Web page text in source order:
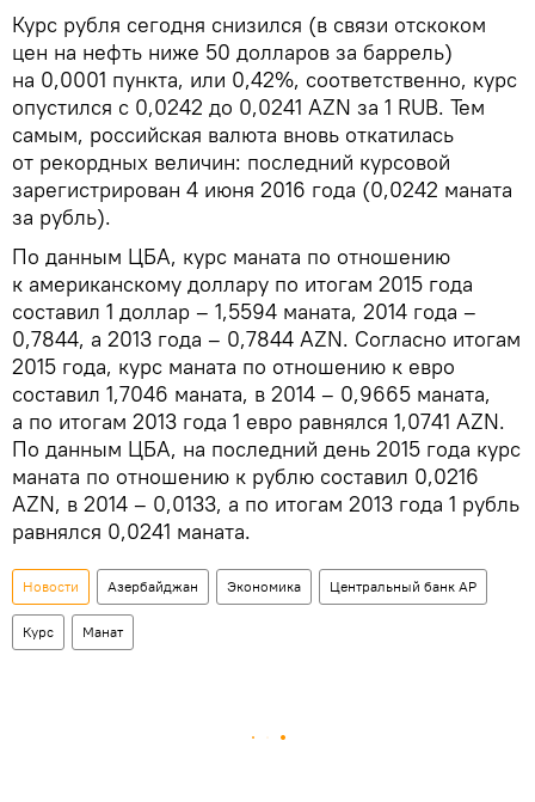
Курс рубля сегодня снизился (в связи отскоком
цен на нефть ниже 50 долларов за баррель)
на 0,0001 пункта, или 0,42%, соответственно, курс
опустился с 0,0242 до 0,0241 AZN за 1 RUB. Тем
самым, российская валюта вновь откатилась
от рекордных величин: последний курсовой
зарегистрирован 4 июня 2016 года (0,0242 маната
за рубль).
По данным ЦБА, курс маната по отношению
к американскому доллару по итогам 2015 года
составил 1 доллар – 1,5594 маната, 2014 года –
0,7844, а 2013 года – 0,7844 AZN. Согласно итогам
2015 года, курс маната по отношению к евро
составил 1,7046 маната, в 2014 – 0,9665 маната,
а по итогам 2013 года 1 евро равнялся 1,0741 AZN.
По данным ЦБА, на последний день 2015 года курс
маната по отношению к рублю составил 0,0216
AZN, в 2014 – 0,0133, а по итогам 2013 года 1 рубль
равнялся 0,0241 маната.
Новости Азербайджан Экономика Центральный банк АР
Курс Манат